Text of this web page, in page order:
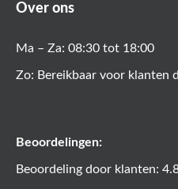
Over ons
Ma – Za: 08:30 tot 18:00
Zo: Bereikbaar voor klanten
Beoordelingen:
Beoordeling door klanten: